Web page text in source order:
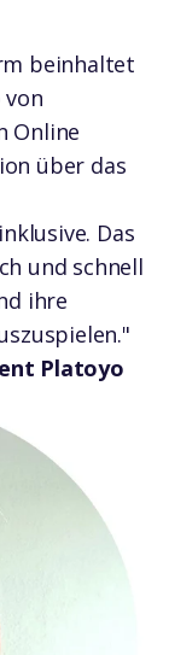
beinhaltet
Online
über das
Das
und schnell
ihre
Platoyo